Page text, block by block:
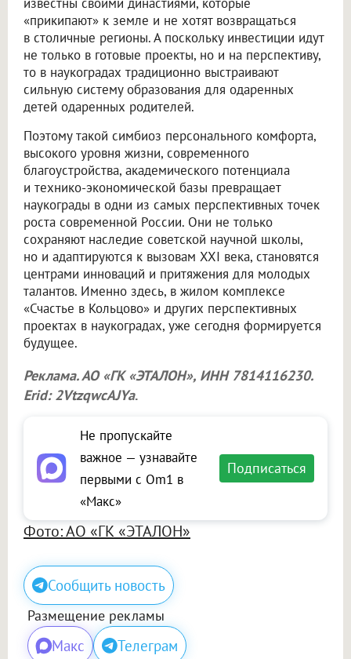
«прикипают» к земле и не хотят возвращаться
в столичные регионы. А поскольку инвестиции идут
не только в готовые проекты, но и на перспективу,
то в наукоградах традиционно выстраивают
сильную систему образования для одаренных
детей одаренных родителей.
Поэтому такой симбиоз персонального комфорта,
высокого уровня жизни, современного
благоустройства, академического потенциала
и технико-экономической базы превращает
наукограды в одни из самых перспективных точек
роста современной России. Они не только
сохраняют наследие советской научной школы,
но и адаптируются к вызовам XXI века, становятся
центрами инноваций и притяжения для молодых
талантов. Именно здесь, в жилом комплексе
«Счастье в Кольцово» и других перспективных
проектах в наукоградах, уже сегодня формируется
будущее.
Реклама. АО «ГК «ЭТАЛОН», ИНН 7814116230.
Erid: 2VtzqwcAJYa.
Не пропускайте
важное — узнавайте
первыми с Om1 в
«Макс»
Подписаться
Фото: АО «ГК «ЭТАЛОН»
Сообщить новость
Размещение рекламы
Макс Телеграм